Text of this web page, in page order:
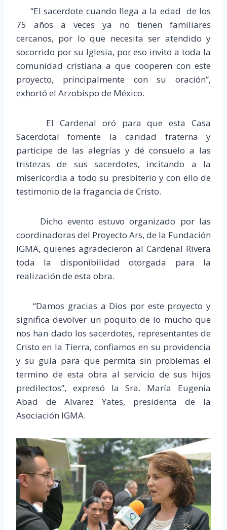
“El sacerdote cuando llega a la edad de los
75 años a veces ya no tienen familiares
cercanos, por lo que necesita ser atendido y
socorrido por su Iglesia, por eso invito a toda la
comunidad cristiana a que cooperen con este
proyecto, principalmente con su oración”,
exhortó el Arzobispo de México.
El Cardenal oró para que esta Casa
Sacerdotal fomente la caridad fraterna y
participe de las alegrías y dé consuelo a las
tristezas de sus sacerdotes, incitando a la
misericordia a todo su presbiterio y con ello de
testimonio de la fragancia de Cristo.
Dicho evento estuvo organizado por las
coordinadoras del Proyecto Ars, de la Fundación
IGMA, quienes agradecieron al Cardenal Rivera
toda la disponibilidad otorgada para la
realización de esta obra.
“Damos gracias a Dios por este proyecto y
significa devolver un poquito de lo mucho que
nos han dado los sacerdotes, representantes de
Cristo en la Tierra, confiamos en su providencia
y su guía para que permita sin problemas el
termino de esta obra al servicio de sus hijos
predilectos”, expresó la Sra. María Eugenia
Abad de Alvarez Yates, presidenta de la
Asociación IGMA.